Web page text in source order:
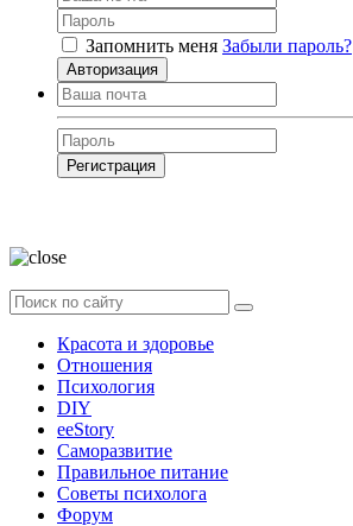
Запомнить меня Забыли пароль?
Авторизация
Регистрация
Красота и здоровье
Отношения
Психология
DIY
ееStory
Саморазвитие
Правильное питание
Советы психолога
Форум